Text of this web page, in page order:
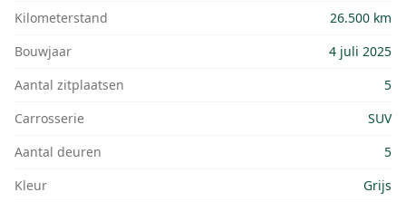
Kilometerstand
26.500 km
Bouwjaar
4 juli 2025
Aantal zitplaatsen
5
Carrosserie
SUV
Aantal deuren
5
Kleur
Grijs